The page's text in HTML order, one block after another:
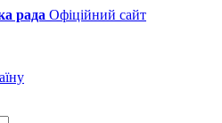
рада Офіційний сайт